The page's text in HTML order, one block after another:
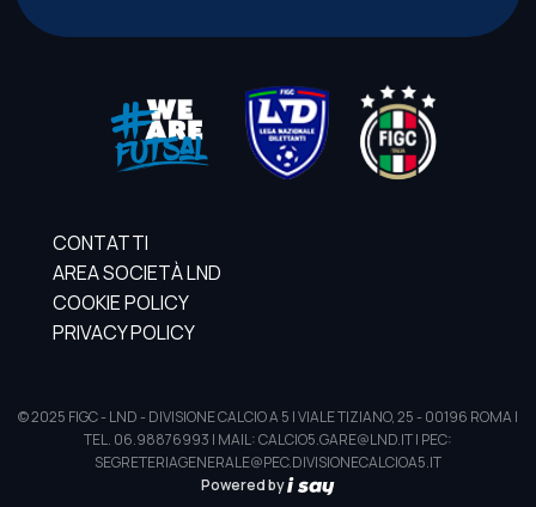
CONTATTI
AREA SOCIETÀ LND
COOKIE POLICY
PRIVACY POLICY
© 2025 FIGC - LND - DIVISIONE CALCIO A 5 | VIALE TIZIANO, 25 - 00196 ROMA |
TEL. 06.98876993 | MAIL: CALCIO5.GARE@LND.IT | PEC:
SEGRETERIAGENERALE@PEC.DIVISIONECALCIOA5.IT
Powered by